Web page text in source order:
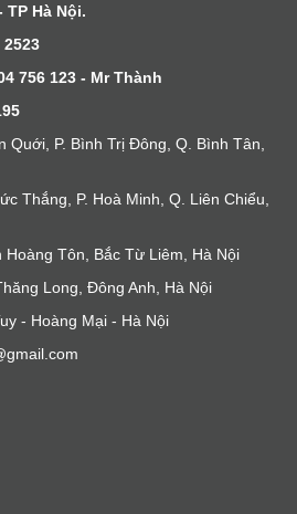
Hà Nội.
756 123 - Mr Thành
Quới, P. Bình Trị Đông, Q. Bình Tân,
Thắng, P. Hoà Minh, Q. Liên Chiểu,
Hoàng Tôn, Bắc Từ Liêm, Hà Nội
Long, Đông Anh, Hà Nội
- Hoàng Mại - Hà Nội